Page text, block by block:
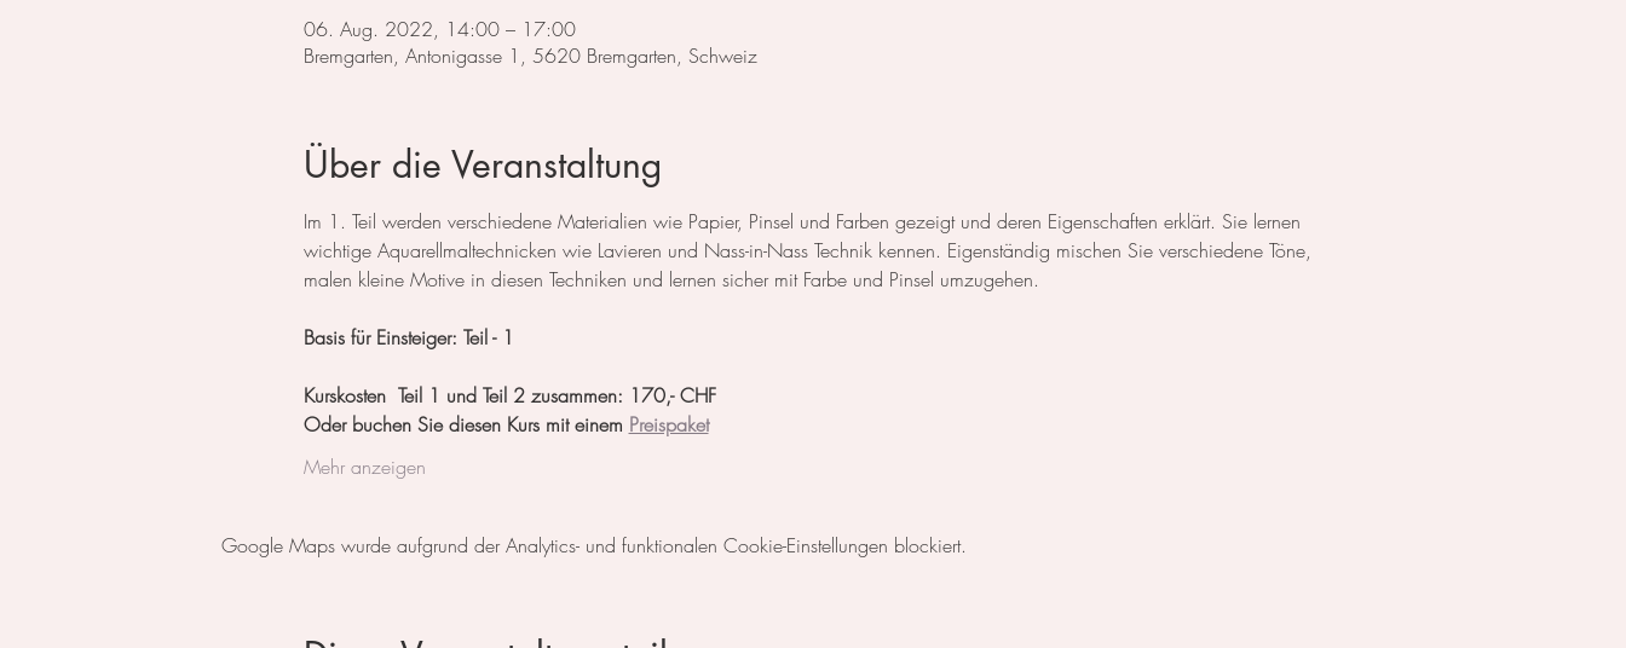
06. Aug. 2022, 14:00 – 17:00
Bremgarten, Antonigasse 1, 5620 Bremgarten, Schweiz
Über die Veranstaltung
Im 1. Teil werden verschiedene Materialien wie Papier, Pinsel und Farben gezeigt und deren Eigenschaften erklärt. Sie lernen
wichtige Aquarellmaltechnicken wie Lavieren und Nass-in-Nass Technik kennen. Eigenständig mischen Sie verschiedene Töne,
malen kleine Motive in diesen Techniken und lernen sicher mit Farbe und Pinsel umzugehen.
Basis für Einsteiger: Teil - 1
Kurskosten  Teil 1 und Teil 2 zusammen: 170,- CHF
Oder buchen Sie diesen Kurs mit einem Preispaket
Mehr anzeigen
Google Maps wurde aufgrund der Analytics- und funktionalen Cookie-Einstellungen blockiert.